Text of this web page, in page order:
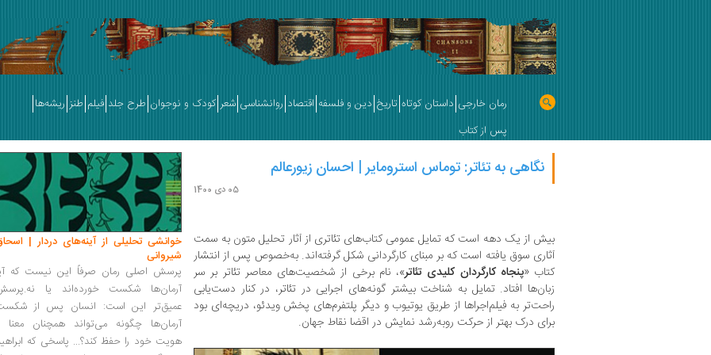
رمان خارجی داستان کوتاه تاریخ دین و فلسفه اقتصاد روانشناسی شعر کودک و نوجوان طرح جلد فیلم طنز ریشه‌ها
پس از کتاب
نگاهی به تئاتر: توماس استرومایر | احسان زیورعالم
05 دی 1400
بیش از یک دهه است که تمایل عمومی کتاب‌های تئاتری از آثار تحلیل متون به سمت
آثاری سوق یافته است که بر مبنای کارگردانی شکل گرفته‌اند. به‌خصوص پس از انتشار
کتاب «پنجاه کارگردان کلیدی تئاتر»، نام برخی از شخصیت‌های معاصر تئاتر بر سر
زبان‌ها افتاد. تمایل به شناخت بیشتر گونه‌های اجرایی در تئاتر، در کنار دست‌یابی
راحت‌تر به فیلم‌اجراها از طریق یوتیوب و دیگر پلتفرم‌های پخش ویدئو، دریچه‌ای بود
برای درک بهتر از حرکت روبه‌رشد نمایش در اقضا نقاط جهان.
خوانشی تحلیلی از آینه‌های دردار |
شیروانی
پرسش اصلی رمان صرفاً این نیست که
آرمان‌ها شکست خورده‌اند یا
عمیق‌تر این است: انسان پس از
آرمان‌ها چگونه می‌تواند همچنان معنا
هویت خود را حفظ کند؟... پاسخی که